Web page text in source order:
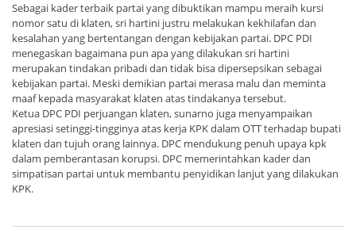
Sebagai kader terbaik partai yang dibuktikan mampu meraih kursi
nomor satu di klaten, sri hartini justru melakukan kekhilafan dan
kesalahan yang bertentangan dengan kebijakan partai. DPC PDI
menegaskan bagaimana pun apa yang dilakukan sri hartini
merupakan tindakan pribadi dan tidak bisa dipersepsikan sebagai
kebijakan partai. Meski demikian partai merasa malu dan meminta
maaf kepada masyarakat klaten atas tindakanya tersebut.
Ketua DPC PDI perjuangan klaten, sunarno juga menyampaikan
apresiasi setinggi-tingginya atas kerja KPK dalam OTT terhadap bupati
klaten dan tujuh orang lainnya. DPC mendukung penuh upaya kpk
dalam pemberantasan korupsi. DPC memerintahkan kader dan
simpatisan partai untuk membantu penyidikan lanjut yang dilakukan
KPK.